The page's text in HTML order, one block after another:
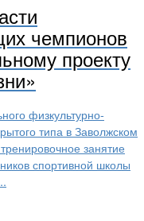
чемпионов
проекту
физкультурно-
типа в Заволжском
занятие
спортивной школы